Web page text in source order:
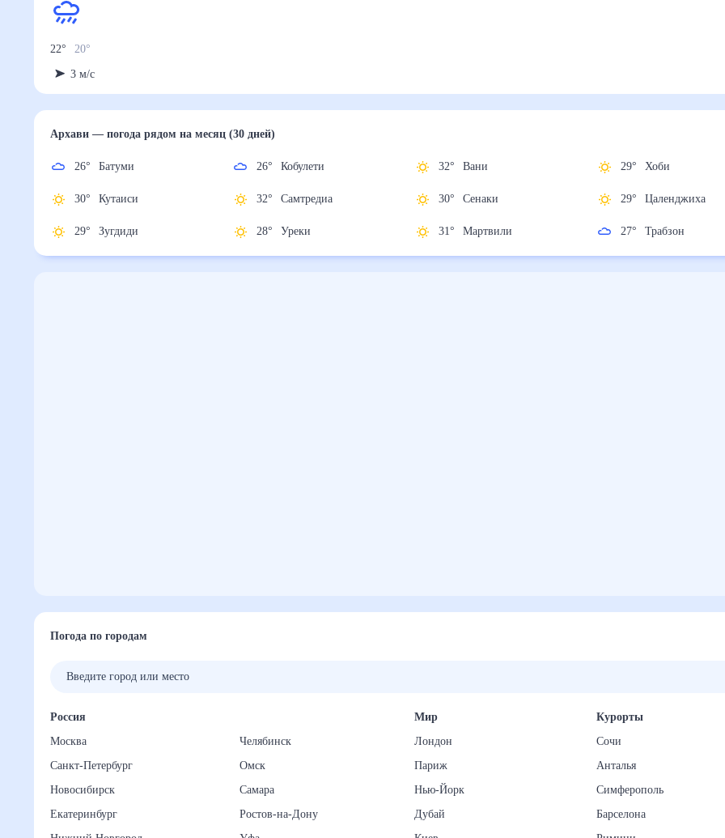
22° 20
3 м/с
Архави— погода рядомна месяц (30 дней)
26° Батуми
30° Кутаиси
29° Зугдиди
26° Кобулети
32° Самтредиа
28° Уреки
32° Вани
30° Сенаки
31° Мартвили
29° Хоби
29° Цаленджиха
27° Трабзон
Погода по городам
Россия
Москва
Санкт-Петербург
Новосибирск
Екатеринбург
Челябинск
Омск
Самара
Ростов-на-Дону
Мир
Лондон
Париж
Нью-Йорк
Дубай
Курорты
Сочи
Анталья
Симферополь
Барселона